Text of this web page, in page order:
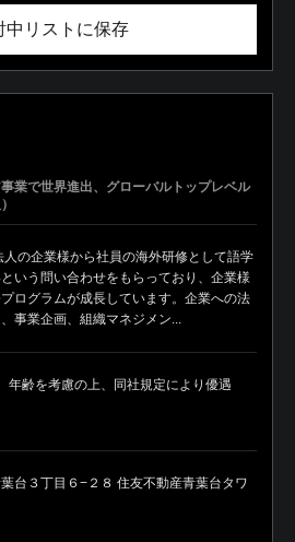
中リストに保存
業で世界進出、グローバルトップレベル
人の企業様から社員の海外研修として語学
いう問い合わせをもらっており、企業様
ログラムが成長しています。企業への法
事業企画、組織マネジメン...
年齢を考慮の上、同社規定により優遇
台３丁目６−２８ 住友不動産青葉台タワ